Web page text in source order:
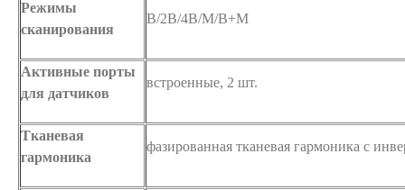
Режимы
сканирования
B/2B/4B/M/B+M
Активные порты
для датчиков
встроенные, 2 шт.
Тканевая
гармоника
фазированная тканевая гармоника с